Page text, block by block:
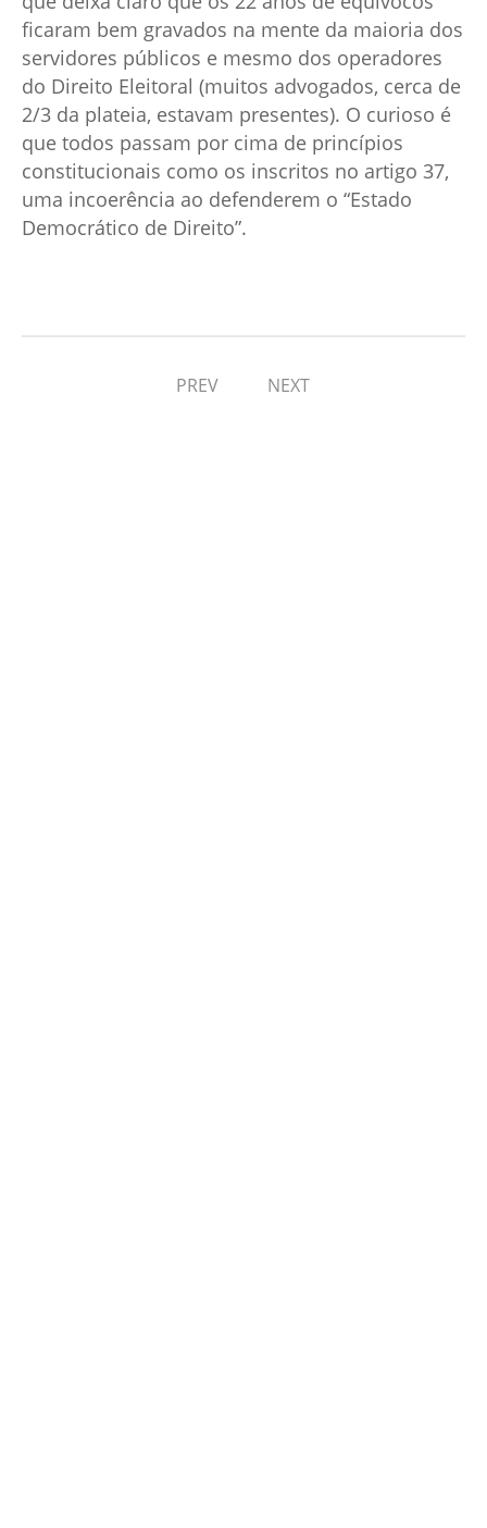
ficaram bem gravados na mente da maioria dos
servidores públicos e mesmo dos operadores
do Direito Eleitoral (muitos advogados, cerca de
2/3 da plateia, estavam presentes). O curioso é
que todos passam por cima de princípios
constitucionais como os inscritos no artigo 37,
uma incoerência ao defenderem o “Estado
Democrático de Direito”.
PREV NEXT